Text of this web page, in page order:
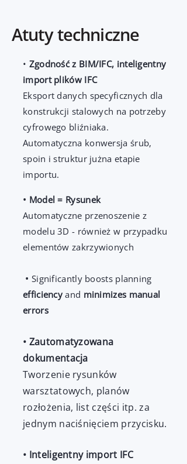
Atuty techniczne
• Zgodność z BIM/IFC, inteligentny
import plików IFC
Eksport danych specyficznych dla
konstrukcji stalowych na potrzeby
cyfrowego bliźniaka.
Automatyczna konwersja śrub,
spoin i struktur jużna etapie
importu.
• Model = Rysunek
Automatyczne przenoszenie z
modelu 3D - również w przypadku
elementów zakrzywionych
• Significantly boosts planning
efficiency and minimizes manual
errors
• Zautomatyzowana
dokumentacja
Tworzenie rysunków
warsztatowych, planów
rozłożenia, list części itp. za
jednym naciśnięciem przycisku.
• Inteligentny import IFC